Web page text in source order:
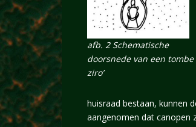
afb. 2 Schematische
doorsnede van een tombe
ziro’
huisraad bestaan, kunnen
aangenomen dat canopen